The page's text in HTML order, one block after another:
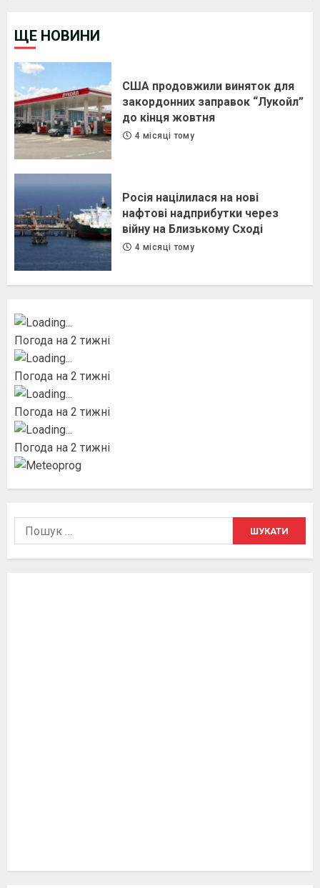
ЩЕ НОВИНИ
США продовжили виняток для
закордонних заправок “Лукойл”
до кінця жовтня
4 місяці тому
Росія націлилася на нові
нафтові надприбутки через
війну на Близькому Сході
4 місяці тому
Погода на 2 тижні
Погода на 2 тижні
Погода на 2 тижні
Погода на 2 тижні
Пошук: